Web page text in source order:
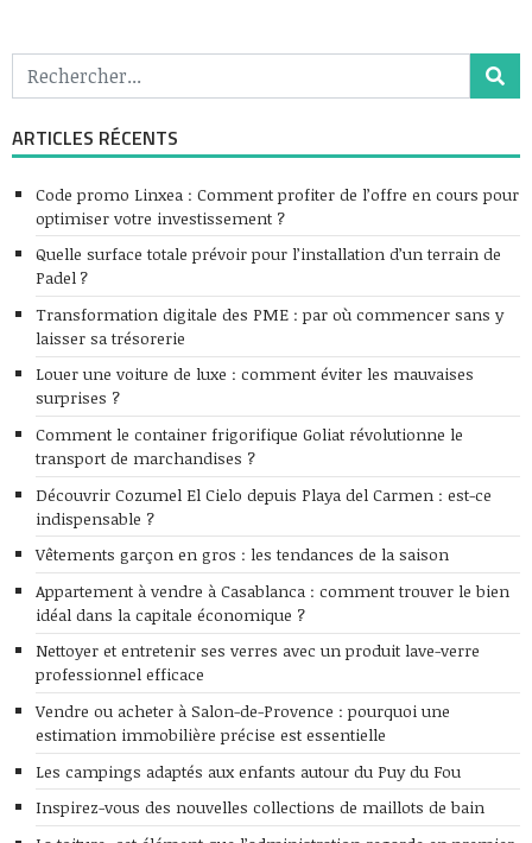
ARTICLES RÉCENTS
Code promo Linxea : Comment profiter de l’offre en cours pour
optimiser votre investissement ?
Quelle surface totale prévoir pour l’installation d’un terrain de
Padel ?
Transformation digitale des PME : par où commencer sans y
laisser sa trésorerie
Louer une voiture de luxe : comment éviter les mauvaises
surprises ?
Comment le container frigorifique Goliat révolutionne le
transport de marchandises ?
Découvrir Cozumel El Cielo depuis Playa del Carmen : est-ce
indispensable ?
Vêtements garçon en gros : les tendances de la saison
Appartement à vendre à Casablanca : comment trouver le bien
idéal dans la capitale économique ?
Nettoyer et entretenir ses verres avec un produit lave-verre
professionnel efficace
Vendre ou acheter à Salon-de-Provence : pourquoi une
estimation immobilière précise est essentielle
Les campings adaptés aux enfants autour du Puy du Fou
Inspirez-vous des nouvelles collections de maillots de bain